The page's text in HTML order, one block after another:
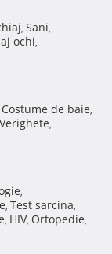
, Sani,
ochi,
Costume de baie,
Verighete,
,
, Test sarcina,
, HIV, Ortopedie,